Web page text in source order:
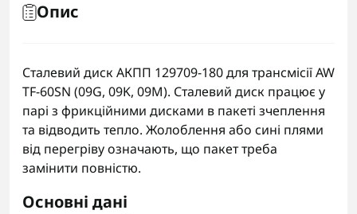
Опис
Сталевий диск АКПП 129709-180 для трансмісії AW
TF-60SN (09G, 09K, 09M). Сталевий диск працює у
парі з фрикційними дисками в пакеті зчеплення
та відводить тепло. Жолоблення або сині плями
від перегріву означають, що пакет треба
замінити повністю.
Основні дані